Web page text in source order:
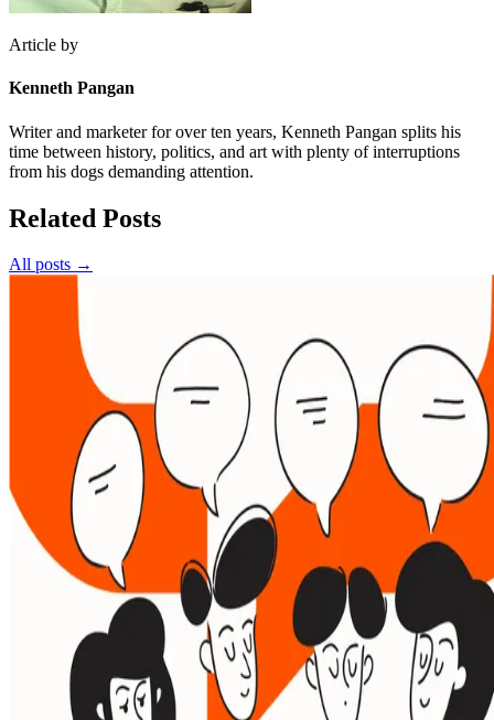
Article by
Kenneth Pangan
Writer and marketer for over ten years, Kenneth Pangan splits his
time between history, politics, and art with plenty of interruptions
from his dogs demanding attention.
Related Posts
All posts →